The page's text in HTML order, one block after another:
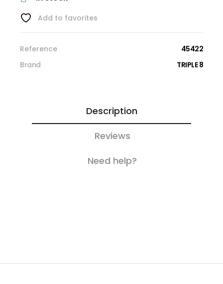
Add to favorites
Reference
45422
Brand
TRIPLE 8
Description
Reviews
Need help?